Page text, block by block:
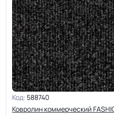
Код: 588740
Ковролин коммерческий